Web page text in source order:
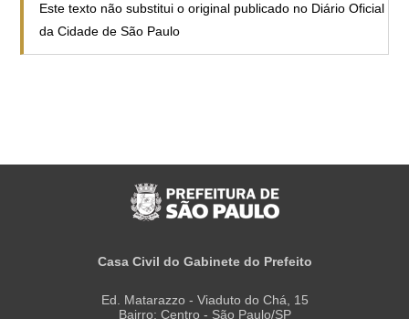
Este texto não substitui o original publicado no Diário Oficial
da Cidade de São Paulo
Casa Civil do Gabinete do Prefeito
Ed. Matarazzo - Viaduto do Chá, 15
Bairro: Centro - São Paulo/SP